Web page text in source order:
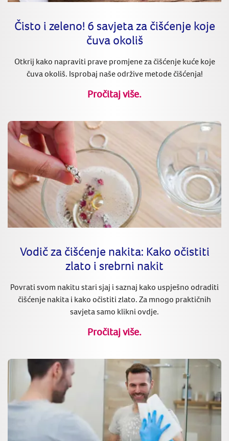
Čisto i zeleno! 6 savjeta za čišćenje koje
čuva okoliš
Otkrij kako napraviti prave promjene za čišćenje kuće koje
čuva okoliš. Isprobaj naše održive metode čišćenja!
Pročitaj više.
Vodič za čišćenje nakita: Kako očistiti
zlato i srebrni nakit
Povrati svom nakitu stari sjaj i saznaj kako uspješno odraditi
čišćenje nakita i kako očistiti zlato. Za mnogo praktičnih
savjeta samo klikni ovdje.
Pročitaj više.